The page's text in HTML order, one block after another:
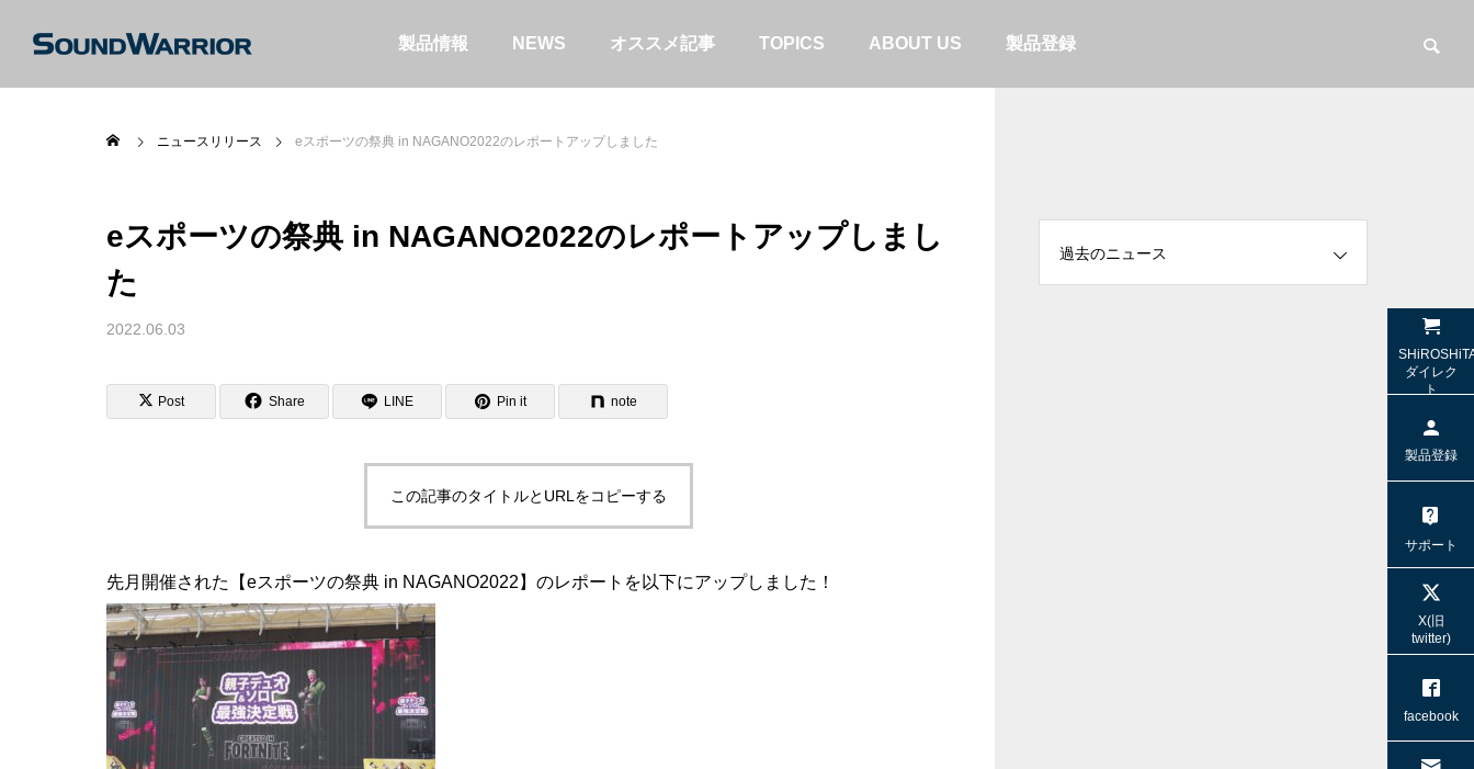
製品情報 NEWS オススメ記事 TOPICS ABOUT US 製品登録
【SW-HS10 / SW-TR2】
sの「極上の音」を受け継
ニュースリリース eスポーツの祭典 in NAGANO2022のレポートアップしました
eスポーツの祭典 in NAGANO2022のレポートアップしまし
た
2022.06.03
Post Share LINE Pin it note
この記事のタイトルとURLをコピーする
先月開催された【eスポーツの祭典 in NAGANO2022】のレポートを以下にアップしました！
過去のニュース
ダイレク
ト
製品登録
サポート
X(旧
twitter)
facebook